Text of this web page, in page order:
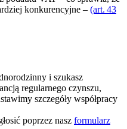
konkurencyjne – (art. 43
i szukasz
regularnego czynszu,
szczegóły współpracy
poprzez nasz formularz